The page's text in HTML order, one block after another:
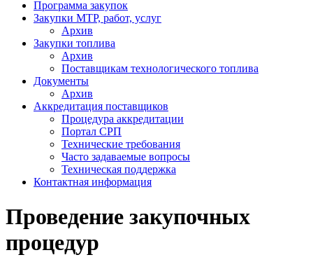
Программа закупок
Закупки МТР, работ, услуг
Архив
Закупки топлива
Архив
Поставщикам технологического топлива
Документы
Архив
Аккредитация поставщиков
Процедура аккредитации
Портал СРП
Технические требования
Часто задаваемые вопросы
Техническая поддержка
Контактная информация
Проведение закупочных
процедур